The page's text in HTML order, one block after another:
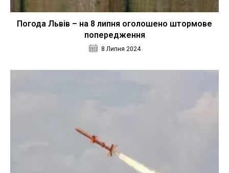
Погода Львів – на 8 липня оголошено штормове
попередження
8 Липня 2024